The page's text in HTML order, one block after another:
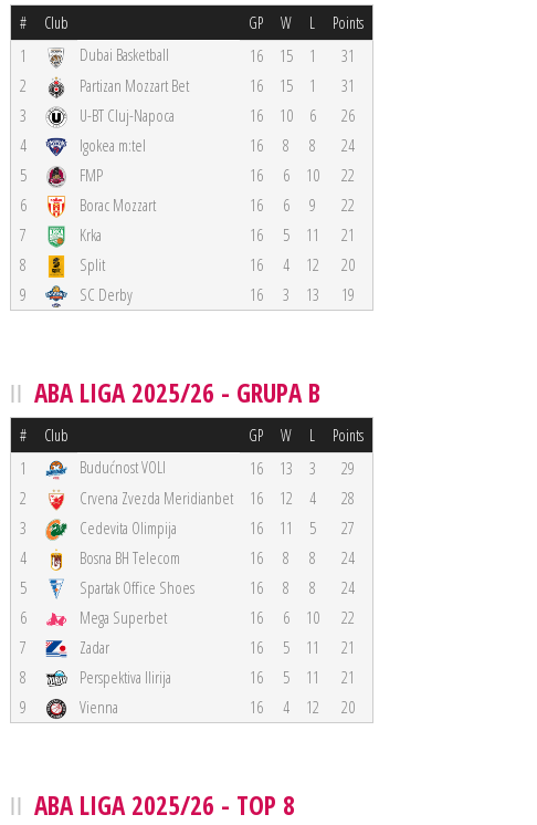
# Club GP W L Points
1 Dubai Basketball 16 15 1
31
2
Partizan Mozzart Bet 16 15 1
31
3
U-BT Cluj-Napoca 16 10 6
26
4
Igokea m:tel 16 8 8
24
5
FMP 16 6 10
22
6
Borac Mozzart 16 6 9
22
7
Krka 16 5 11
21
8
Split 16 4 12
20
9
SC Derby 16 3 13 19
ABA LIGA 2025/26 - GRUPA B
# Club GP W L Points
1 Budućnost VOLI 16 13 3
29
2
Crvena Zvezda Meridianbet 16 12 4
28
3
Cedevita Olimpija 16 11 5
27
4
Bosna BH Telecom 16 8 8
24
5
Spartak Office Shoes 16 8 8
24
6
Mega Superbet 16 6 10
22
7
Zadar 16 5 11
21
8
Perspektiva Ilirija 16 5 11
21
9
Vienna 16 4 12 20
ABA LIGA 2025/26 - TOP 8